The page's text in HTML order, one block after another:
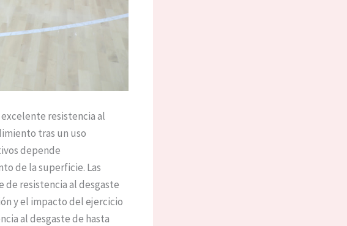
resistencia al
tras un uso
depende
de la superficie. Las
de resistencia al desgaste
y el impacto del ejercicio
al desgaste de hasta